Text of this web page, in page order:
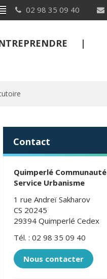
02 98 35 09 40
Contact
Quimperlé Communauté
Service Urbanisme
1 rue Andreï Sakharov
CS 20245
29394 Quimperlé Cedex
Tél. : 02 98 35 09 40
Nous contacter